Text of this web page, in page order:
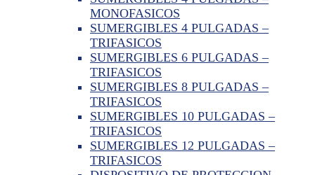
MONOFASICOS
SUMERGIBLES 4 PULGADAS –
TRIFASICOS
SUMERGIBLES 6 PULGADAS –
TRIFASICOS
SUMERGIBLES 8 PULGADAS –
TRIFASICOS
SUMERGIBLES 10 PULGADAS –
TRIFASICOS
SUMERGIBLES 12 PULGADAS –
TRIFASICOS